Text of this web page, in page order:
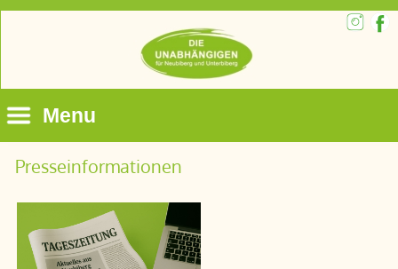
Menu
Presseinformationen